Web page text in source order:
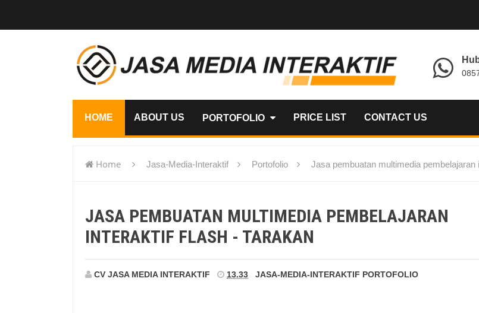
HOME ABOUT US PORTOFOLIO PRICE LIST CONTACT US
Home Jasa-Media-Interaktif Portofolio Jasa pembuatan multimedia pembelajaran
JASA PEMBUATAN MULTIMEDIA PEMBELAJARAN
INTERAKTIF FLASH - TARAKAN
CV JASA MEDIA INTERAKTIF 13.33 JASA-MEDIA-INTERAKTIF PORTOFOLIO